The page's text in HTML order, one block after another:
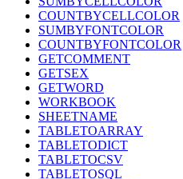
COUNTBYCELLCOLOR
SUMBYFONTCOLOR
COUNTBYFONTCOLOR
GETCOMMENT
GETSEX
GETWORD
WORKBOOK
SHEETNAME
TABLETOARRAY
TABLETODICT
TABLETOCSV
TABLETOSQL